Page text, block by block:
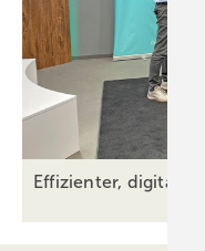
Effizienter,